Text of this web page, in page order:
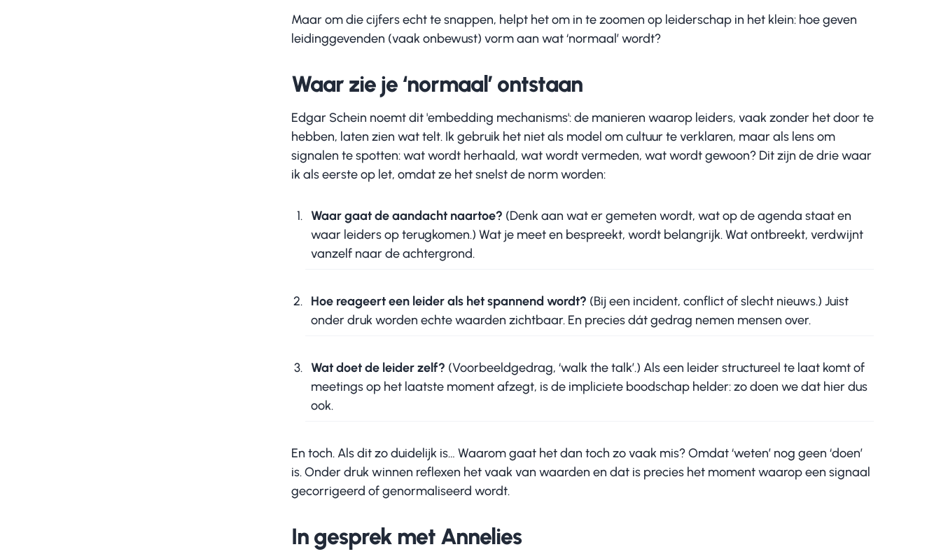
Maar om die cijfers echt te snappen, helpt het om in te zoomen op leiderschap in het klein: hoe geven
leidinggevenden (vaak onbewust) vorm aan wat ‘normaal’ wordt?
Waar zie je ‘normaal’ ontstaan
Edgar Schein noemt dit 'embedding mechanisms': de manieren waarop leiders, vaak zonder het door te
hebben, laten zien wat telt. Ik gebruik het niet als model om cultuur te verklaren, maar als lens om
signalen te spotten: wat wordt herhaald, wat wordt vermeden, wat wordt gewoon? Dit zijn de drie waar
ik als eerste op let, omdat ze het snelst de norm worden:
Waar gaat de aandacht naartoe? (Denk aan wat er gemeten wordt, wat op de agenda staat en
waar leiders op terugkomen.) Wat je meet en bespreekt, wordt belangrijk. Wat ontbreekt, verdwijnt
vanzelf naar de achtergrond.
Hoe reageert een leider als het spannend wordt? (Bij een incident, conflict of slecht nieuws.) Juist
onder druk worden echte waarden zichtbaar. En precies dát gedrag nemen mensen over.
Wat doet de leider zelf? (Voorbeeldgedrag, ‘walk the talk’.) Als een leider structureel te laat komt of
meetings op het laatste moment afzegt, is de impliciete boodschap helder: zo doen we dat hier dus
ook.
En toch. Als dit zo duidelijk is… Waarom gaat het dan toch zo vaak mis? Omdat ‘weten’ nog geen ‘doen’
is. Onder druk winnen reflexen het vaak van waarden en dat is precies het moment waarop een signaal
gecorrigeerd of genormaliseerd wordt.
In gesprek met Annelies